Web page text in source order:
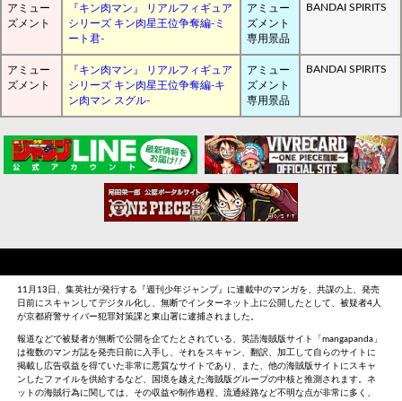
アミュー
ズメント
『キン肉マン』 リアルフィギュア
シリーズ キン肉星王位争奪編-ミ
ート君-
アミュー
ズメント
専用景品
BANDAI SPIRITS
アミュー
ズメント
『キン肉マン』 リアルフィギュア
シリーズ キン肉星王位争奪編-キ
ン肉マン スグル-
アミュー
ズメント
専用景品
BANDAI SPIRITS
11月13日、集英社が発行する『週刊少年ジャンプ』に連載中のマンガを、共謀の上、発売
日前にスキャンしてデジタル化し、無断でインターネット上に公開したとして、被疑者4人
が京都府警サイバー犯罪対策課と東山署に逮捕されました。
報道などで被疑者が無断で公開を企てたとされている、英語海賊版サイト「mangapanda」
は複数のマンガ誌を発売日前に入手し、それをスキャン、翻訳、加工して自らのサイトに
掲載し広告収益を得ていた非常に悪質なサイトであり、また、他の海賊版サイトにスキャ
ンしたファイルを供給するなど、国境を越えた海賊版グループの中核と推測されます。ネ
ットの海賊行為に関しては、その収益や制作過程、流通経路など不明な点が非常に多く、